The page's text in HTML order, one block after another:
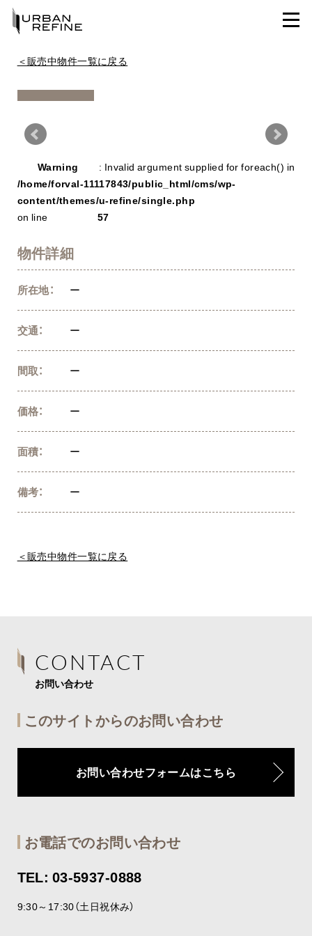
＜販売中物件一覧に戻る
Warning
: Invalid argument supplied for foreach() in
/home/forval-11117843/public_html/cms/wp-
content/themes/u-refine/single.php
on line
57
物件詳細
所在地： ー
交通： ー
間取： ー
価格： ー
面積： ー
備考： ー
＜販売中物件一覧に戻る
CONTACT
お問い合わせ
このサイトからのお問い合わせ
お問い合わせフォームはこちら
お電話でのお問い合わせ
TEL: 03-5937-0888
9:30～17:30（土日祝休み）